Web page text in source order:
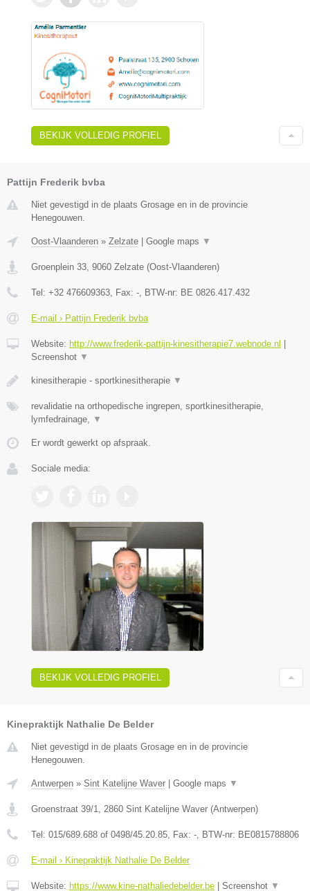
BEKIJK VOLLEDIG PROFIEL
Pattijn Frederik bvba
Niet gevestigd in de plaats Grosage en in de provincie
Henegouwen.
Oost-Vlaanderen » Zelzate Google maps ▼
Groenplein 33, 9060 Zelzate (Oost-Vlaanderen)
Tel: +32 476609363, Fax: -, BTW-nr: BE 0826.417.432
E-mail › Pattijn Frederik bvba
Website: http://www.frederik-pattijn-kinesitherapie7.webnode.nl
Screenshot ▼
kinesitherapie - sportkinesitherapie ▼
revalidatie na orthopedische ingrepen, sportkinesitherapie,
lymfedrainage, ▼
Er wordt gewerkt op afspraak.
Sociale media:
BEKIJK VOLLEDIG PROFIEL
Kinepraktijk Nathalie De Belder
Niet gevestigd in de plaats Grosage en in de provincie
Henegouwen.
Antwerpen » Sint Katelijne Waver Google maps ▼
Groenstraat 39/1 2860 Sint Katelijne Waver (Antwerpen)
Tel: 015/689.688 of 0498/45.20.85 , Fax: - , BTW-nr: BE0815788806
E-mail › Kinepraktijk Nathalie De Belder
Website: https://www.kine-nathaliedebelder.be Screenshot ▼